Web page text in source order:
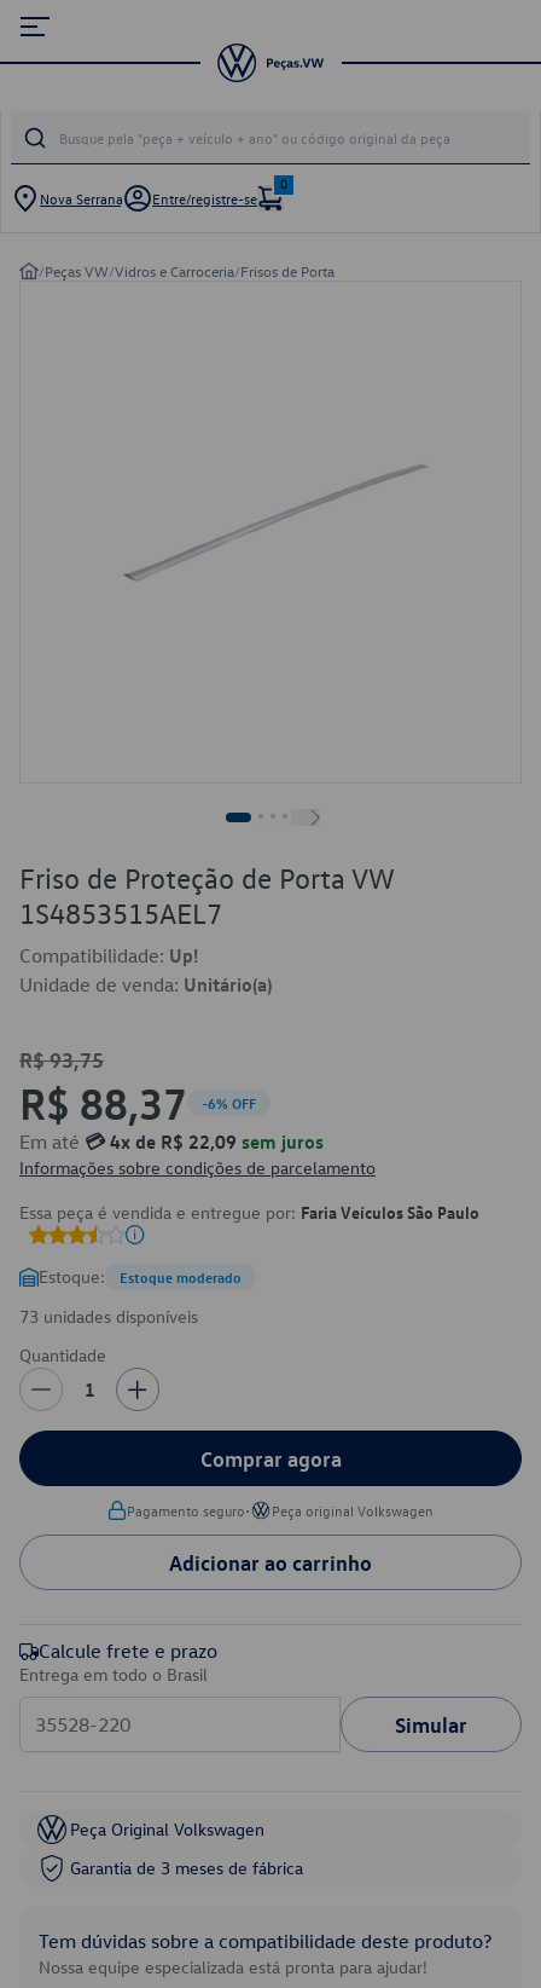
Nova Serrana Entre/registre-se
0
/Peças VW/Vidros e Carroceria/Frisos de Porta
Friso de Proteção de Porta VW
1S4853515AEL7
Compatibilidade: Up!
Unidade de venda: Unitário(a)
R$ 93,75
R$ 88,37 -6% OFF
Em até 💳 4x de R$ 22,09 sem juros
Informações sobre condições de parcelamento
Essa peça é vendida e entregue por: Faria Veículos São Paulo
Estoque: Estoque moderado
73 unidades disponíveis
Quantidade
1
Comprar agora
Pagamento seguro• Peça original Volkswagen
Adicionar ao carrinho
Calcule frete e prazo
Entrega em todo o Brasil
Simular
Peça Original Volkswagen
Garantia de 3 meses de fábrica
Tem dúvidas sobre a compatibilidade deste produto?
Nossa equipe especializada está pronta para ajudar!